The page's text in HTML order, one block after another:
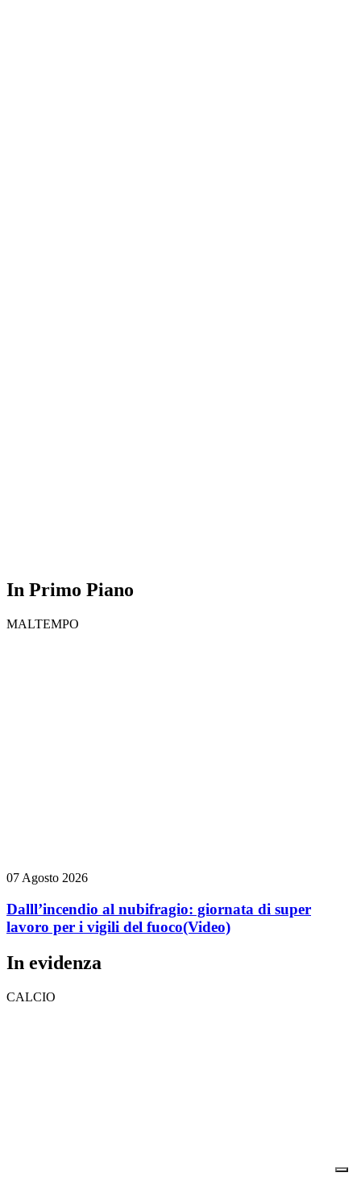
In Primo Piano
MALTEMPO
07 Agosto 2026
Dalll’incendio al nubifragio: giornata di super
lavoro per i vigili del fuoco(Video)
In evidenza
CALCIO